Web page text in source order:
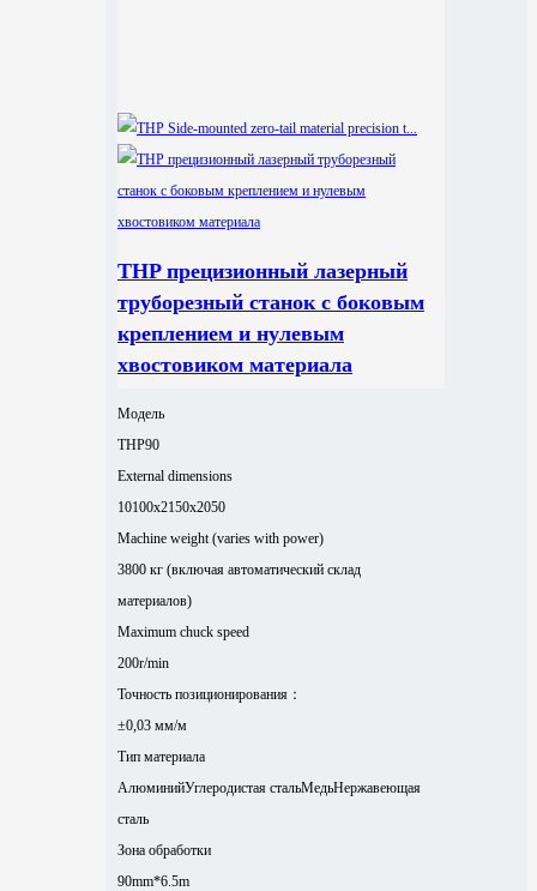
THP прецизионный лазерный
труборезный станок с боковым
креплением и нулевым
хвостовиком материала
Модель
THP90
External dimensions
10100x2150x2050
Machine weight (varies with power)
3800 кг (включая автоматический склад
материалов)
Maximum chuck speed
200r/min
Точность позиционирования：
±0,03 мм/м
Тип материала
АлюминийУглеродистая стальМедьНержавеющая
сталь
Зона обработки
90mm*6.5m